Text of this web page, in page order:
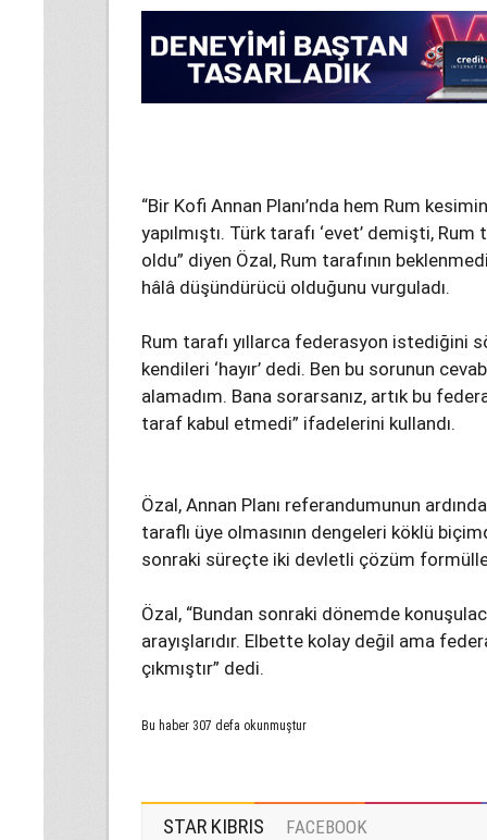
“Bir Kofi Annan Planı’nda hem Rum
yapılmıştı. Türk tarafı ‘evet’ demişti, Rum
oldu” diyen Özal, Rum tarafının
hâlâ düşündürücü olduğunu vurguladı.
Rum tarafı yıllarca federasyon istediğini
kendileri ‘hayır’ dedi. Ben bu sorunun
alamadım. Bana sorarsanız, artık bu
taraf kabul etmedi” ifadelerini kullandı.
Özal, Annan Planı referandumunun
taraflı üye olmasının dengeleri köklü
sonraki süreçte iki devletli çözüm
Özal, “Bundan sonraki dönemde
arayışlarıdır. Elbette kolay değil ama
çıkmıştır” dedi.
Bu haber 307 defa okunmuştur
STAR KIBRIS FACEBOOK